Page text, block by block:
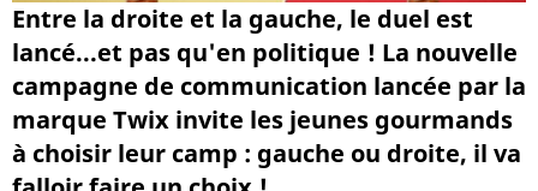
Entre la droite et la gauche, le duel est
lancé...et pas qu'en politique ! La nouvelle
campagne de communication lancée par la
marque Twix invite les jeunes gourmands
à choisir leur camp : gauche ou droite, il va